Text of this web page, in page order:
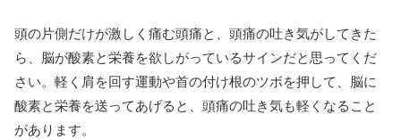
頭の片側だけが激しく痛む頭痛と、頭痛の吐き気がしてきた
ら、脳が酸素と栄養を欲しがっているサインだと思ってくだ
さい。軽く肩を回す運動や首の付け根のツボを押して、脳に
酸素と栄養を送ってあげると、頭痛の吐き気も軽くなること
があります。